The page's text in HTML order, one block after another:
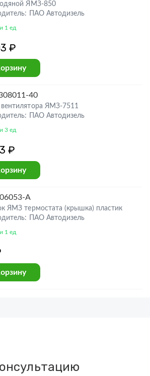
ЯМЗ-850
ПАО Автодизель
1 ед
₽
40
вентилятора ЯМЗ-7511
ПАО Автодизель
3 ед
₽
А
ЯМЗ термостата (крышка) пластик
ПАО Автодизель
1 ед